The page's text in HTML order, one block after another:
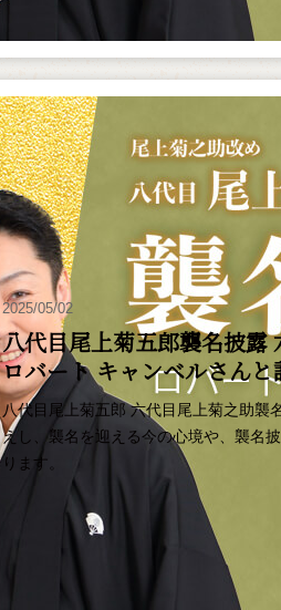
2025/05/02
八代目尾上菊五郎襲名披露
ロバート キャンベルさん
八代目尾上菊五郎 六代目尾上菊之助襲
えし、襲名を迎える今の心境や、襲名
ります。